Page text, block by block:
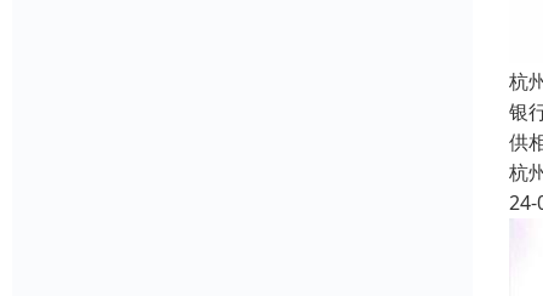
杭
银
供
杭
24-